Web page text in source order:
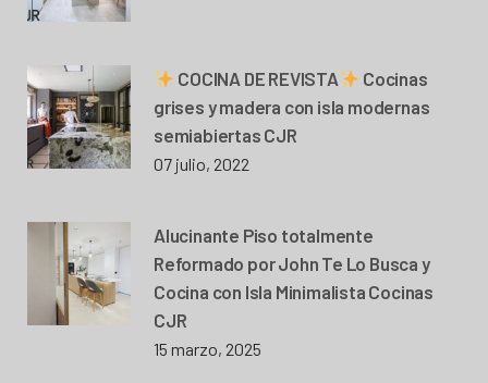
COCINA DE REVISTA
Cocinas
grises y madera con isla modernas
semiabiertas CJR
07 julio, 2022
Alucinante Piso totalmente
Reformado por John Te Lo Busca y
Cocina con Isla Minimalista Cocinas
CJR
15 marzo, 2025